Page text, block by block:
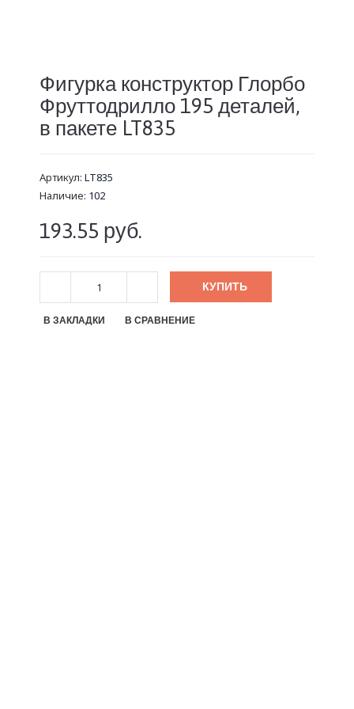
Фигурка конструктор Глорбо
Фруттодрилло 195 деталей,
в пакете LT835
Артикул: LT835
Наличие: 102
193.55 руб.
КУПИТЬ
В ЗАКЛАДКИ В СРАВНЕНИЕ